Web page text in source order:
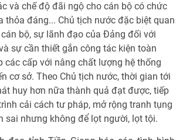
và chế độ đãi ngộ cho cán bộ có chức
thỏa đáng... Chủ tịch nước đặc biệt quan
bộ, sự lãnh đạo của Đảng đối với
sự cần thiết gắn công tác kiện toàn
các cấp với nâng chất lượng hệ thống
cơ sở. Theo Chủ tịch nước, thời gian tới
huy hơn nữa thành quả đạt được, tiếp
cải cách tư pháp, mở rộng tranh tụng
sai nhưng không để lọt người, lọt tội.